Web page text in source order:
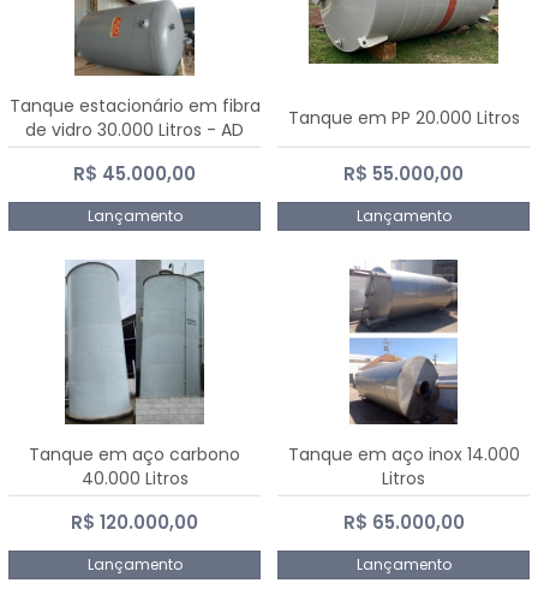
Tanque estacionário em fibra
de vidro 30.000 Litros - AD
Fibras
R$ 45.000,00
Lançamento
Tanque em PP 20.000 Litros
R$ 55.000,00
Lançamento
Tanque em aço carbono
40.000 Litros
R$ 120.000,00
Lançamento
Tanque em aço inox 14.000
Litros
R$ 65.000,00
Lançamento